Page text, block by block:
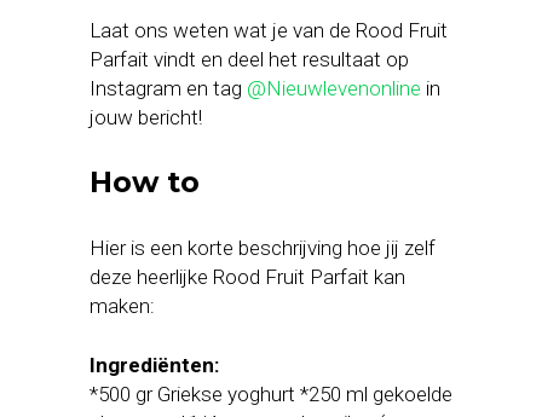
Laat ons weten wat je van de Rood Fruit
Parfait vindt en deel het resultaat op
Instagram en tag @Nieuwlevenonline in
jouw bericht!
How to
Hier is een korte beschrijving hoe jij zelf
deze heerlijke Rood Fruit Parfait kan
maken:
Ingrediënten:
*500 gr Griekse yoghurt *250 ml gekoelde